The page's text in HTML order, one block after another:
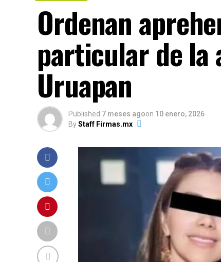
Ordenan
particular de la
Uruapan
Published 7 meses agoon 10 enero, 2026
ByStaff Firmas.mx